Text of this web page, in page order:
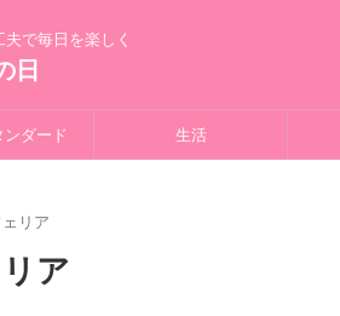
で毎日を楽しく
日
ンダード 生活
リア
ア